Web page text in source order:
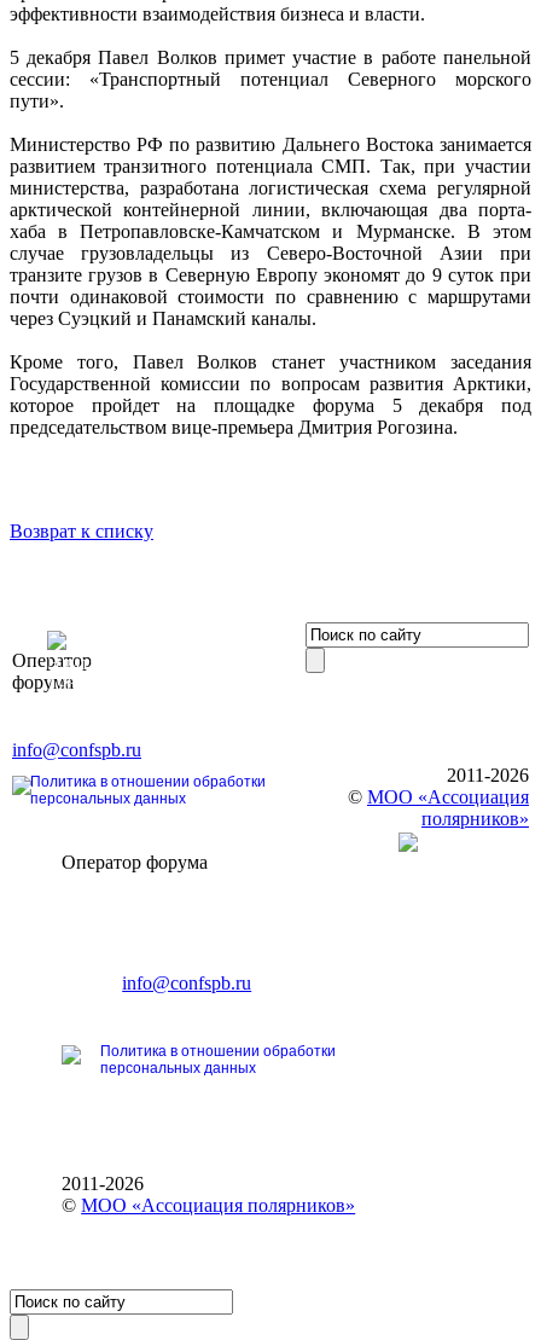
эффективности взаимодействия бизнеса и власти.
5 декабря Павел Волков примет участие в работе панельной
сессии: «Транспортный потенциал Северного морского
пути».
Министерство РФ по развитию Дальнего Востока занимается
развитием транзитного потенциала СМП. Так, при участии
министерства, разработана логистическая схема регулярной
арктической контейнерной линии, включающая два порта-
хаба в Петропавловске-Камчатском и Мурманске. В этом
случае грузовладельцы из Северо-Восточной Азии при
транзите грузов в Северную Европу экономят до 9 суток при
почти одинаковой стоимости по сравнению с маршрутами
через Суэцкий и Панамский каналы.
Кроме того, Павел Волков станет участником заседания
Государственной комиссии по вопросам развития Арктики,
которое пройдет на площадке форума 5 декабря под
председательством вице-премьера Дмитрия Рогозина.
Возврат к списку
Оператор
форума
Элит»
196191, г. Санкт-Петербург,
info@confspb.ru
Политика в отношении обработки
персональных данных
2011-2026
© МОО «Ассоциация
полярников»
Оператор форума
E-mail:info@confspb.ru
Политика в отношении обработки
персональных данных
2011-2026
©МОО «Ассоциация полярников»